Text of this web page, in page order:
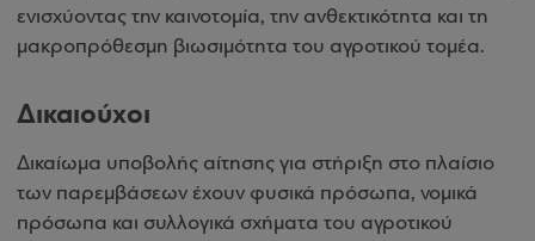
ενισχύοντας την καινοτομία, την ανθεκτικότητα και τη
μακροπρόθεσμη βιωσιμότητα του αγροτικού τομέα.
Δικαιούχοι
Δικαίωμα υποβολής αίτησης για στήριξη στο πλαίσιο
των παρεμβάσεων έχουν φυσικά πρόσωπα, νομικά
πρόσωπα και συλλογικά σχήματα του αγροτικού